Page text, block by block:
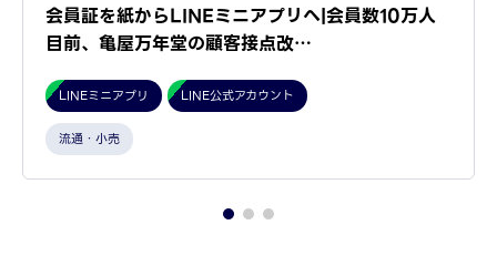
会員証を紙からLINEミニアプリへ|会員数10万人
目前、亀屋万年堂の顧客接点改…
LINEミニアプリ LINE公式アカウント
流通・小売